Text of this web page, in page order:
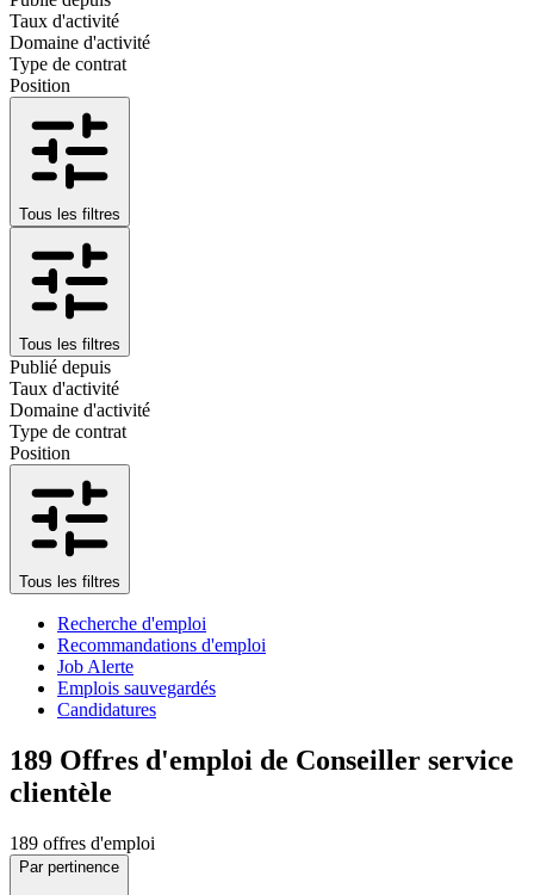
Taux d'activité
Domaine d'activité
Type de contrat
Position
Tous les filtres
Tous les filtres
Publié depuis
Taux d'activité
Domaine d'activité
Type de contrat
Position
Tous les filtres
Recherche d'emploi
Recommandations d'emploi
Job Alerte
Emplois sauvegardés
Candidatures
189 Offres d'emploi de Conseiller service
clientèle
189 offres d'emploi
Par pertinence